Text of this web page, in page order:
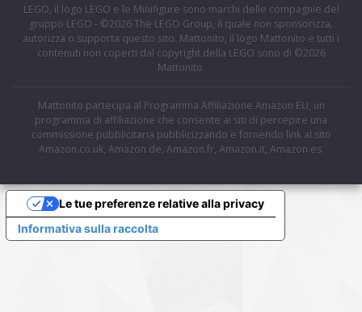
LEGO, il logo LEGO e le Minifigure sono marchi delle compagnie del
gruppo LEGO - ©2026 The LEGO Group, il quale non sponsorizza,
autorizza o supporta questo sito. Mattonito, il logo Mattonito e tutti i
contenuti non coperti dal copyright della LEGO sono di ©2026
Mattonito.
Mattonito partecipa al Programma Affiliazione Amazon EU, un
programma di affiliazione che consente ai siti di percepire una
commissione pubblicitaria pubblicizzando e fornendo link al sito
Amazon.co.uk, Amazon.de, Amazon.fr, Amazon.it, Amazon.es.
Informativa sulla raccolta
Le tue preferenze relative alla privacy